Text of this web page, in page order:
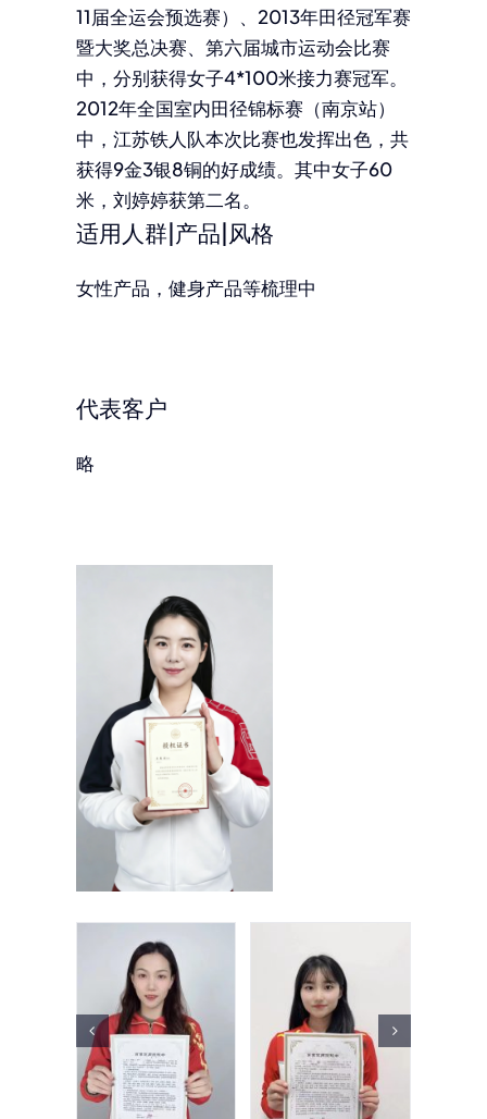
11届全运会预选赛）、2013年田径冠军赛
暨大奖总决赛、第六届城市运动会比赛
中，分别获得女子4*100米接力赛冠军。
2012年全国室内田径锦标赛（南京站）
中，江苏铁人队本次比赛也发挥出色，共
获得9金3银8铜的好成绩。其中女子60
米，刘婷婷获第二名。
适用人群|产品|风格
女性产品，健身产品等梳理中
代表客户
略